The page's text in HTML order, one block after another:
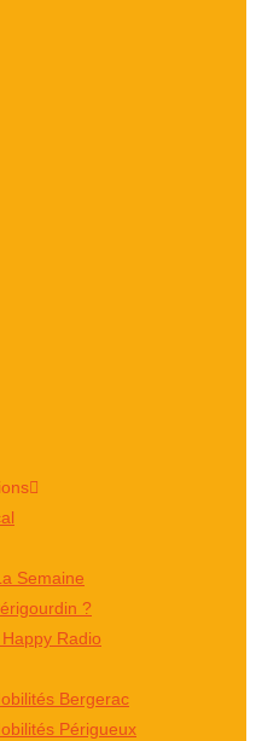
Semaine
?
Radio
Bergerac
Périgueux